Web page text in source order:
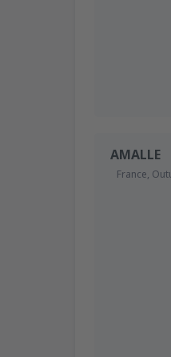
AMALLE
France,